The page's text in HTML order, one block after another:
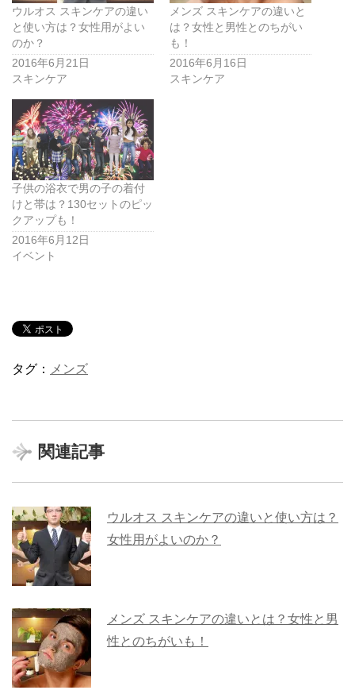
ウルオス スキンケアの違い
と使い方は？女性用がよい
のか？
2016年6月21日
スキンケア
メンズ スキンケアの違いと
は？女性と男性とのちがい
も！
2016年6月16日
スキンケア
子供の浴衣で男の子の着付
けと帯は？130セットのピッ
クアップも！
2016年6月12日
イベント
タグ： メンズ
関連記事
ウルオス スキンケアの違いと使い方は？
女性用がよいのか？
メンズ スキンケアの違いとは？女性と男
性とのちがいも！